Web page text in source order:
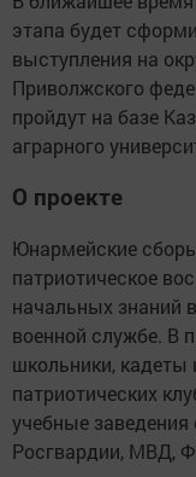
этапа будет
выступления на
Приволжского
пройдут на базе
аграрного
О проекте
Юнармейские
патриотическое
начальных знаний
военной службе. В
школьники, кадеты
патриотических
учебные
Росгвардии, МВД,